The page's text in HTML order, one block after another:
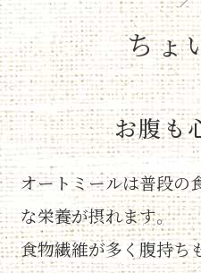
ちょ
お腹も
オートミールは普段の
な栄養が摂れます。
⾷物繊維が多く腹持ち